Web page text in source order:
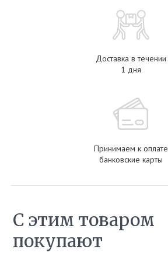
Доставка в течении
1 дня
Принимаем к оплате
банковские карты
С этим товаром
покупают